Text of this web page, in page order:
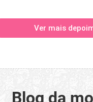
Ver mais
Blog da